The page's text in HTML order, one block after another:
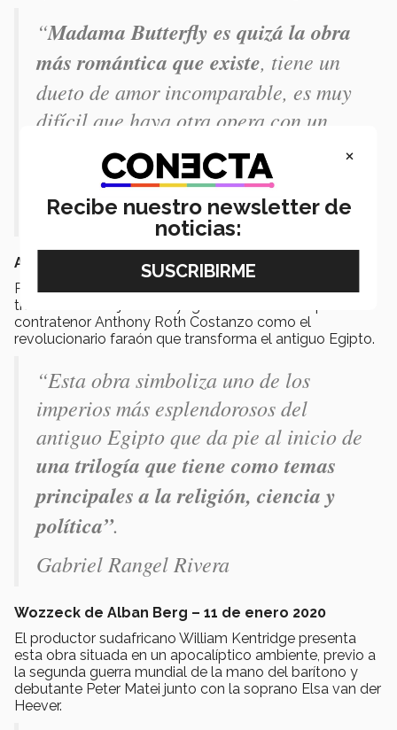
“Madama Butterfly es quizá la obra
más romántica que existe, tiene un
dueto de amor incomparable, es muy
difícil que haya otra opera con un
dueto de amor tan
impresionantemente hermoso”.
Eduardo Gavilán
Akenatón de Philip Glass – 23 de noviembre 2019
Phelim McDermott, actor, director y productor británico
trae este montaje de Satyagraha estelarizada por el
contratenor Anthony Roth Costanzo como el
revolucionario faraón que transforma el antiguo Egipto.
“Esta obra simboliza uno de los
imperios más esplendorosos del
antiguo Egipto que da pie al inicio de
una trilogía que tiene como temas
principales a la religión, ciencia y
política”.
Gabriel Rangel Rivera
Wozzeck de Alban Berg – 11 de enero 2020
El productor sudafricano William Kentridge presenta
esta obra situada en un apocalíptico ambiente, previo a
la segunda guerra mundial de la mano del barítono y
debutante Peter Matei junto con la soprano Elsa van der
Heever.
×
Recibe nuestro newsletter de
noticias: